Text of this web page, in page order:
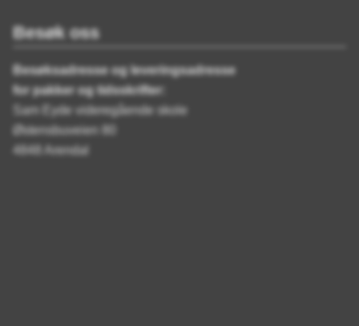
Besøk oss
Besøksadresse og leveringsadresse
for pakker og tidsskrifter:
Sam Eyde videregående skole
Østensbuveien 80
4848 Arendal